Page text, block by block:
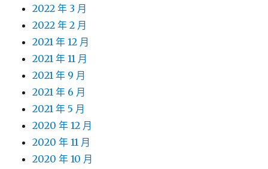
2022 年 3 月
2022 年 2 月
2021 年 12 月
2021 年 11 月
2021 年 9 月
2021 年 6 月
2021 年 5 月
2020 年 12 月
2020 年 11 月
2020 年 10 月